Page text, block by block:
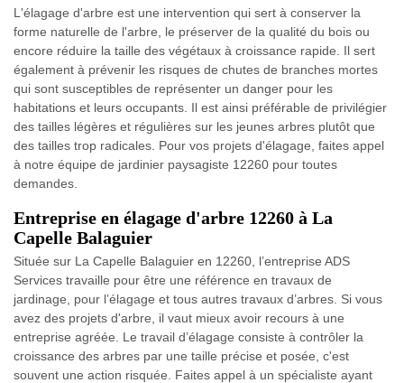
L'élagage d'arbre est une intervention qui sert à conserver la
forme naturelle de l'arbre, le préserver de la qualité du bois ou
encore réduire la taille des végétaux à croissance rapide. Il sert
également à prévenir les risques de chutes de branches mortes
qui sont susceptibles de représenter un danger pour les
habitations et leurs occupants. Il est ainsi préférable de privilégier
des tailles légères et régulières sur les jeunes arbres plutôt que
des tailles trop radicales. Pour vos projets d'élagage, faites appel
à notre équipe de jardinier paysagiste 12260 pour toutes
demandes.
Entreprise en élagage d'arbre 12260 à La
Capelle Balaguier
Située sur La Capelle Balaguier en 12260, l’entreprise ADS
Services travaille pour être une référence en travaux de
jardinage, pour l’élagage et tous autres travaux d’arbres. Si vous
avez des projets d'arbre, il vaut mieux avoir recours à une
entreprise agréée. Le travail d’élagage consiste à contrôler la
croissance des arbres par une taille précise et posée, c'est
souvent une action risquée. Faites appel à un spécialiste ayant